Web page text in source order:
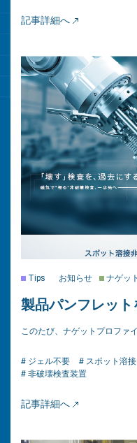
記事詳細へ
Tips お知らせ ナゲッ
製品パンフレッ
このたび、ナゲットプロファ
# ジェル不要 # スポット溶接
# 非破壊検査装置
記事詳細へ